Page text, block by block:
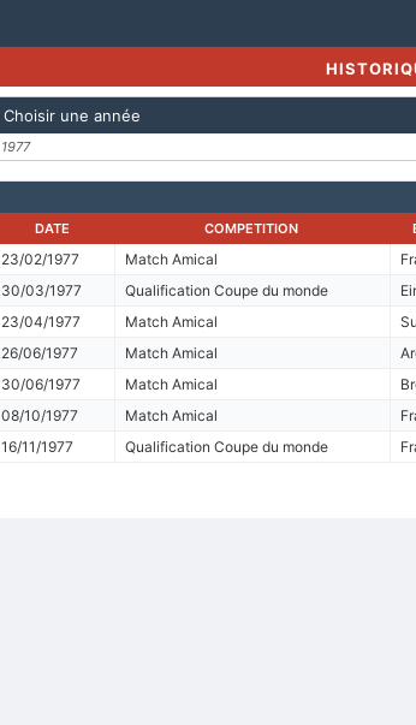
Choisir une année
1977
DATE
COMPETITION
23/02/1977 Match Amical
30/03/1977
Qualification Coupe du monde
23/04/1977
Match Amical
26/06/1977
Match Amical
30/06/1977
Match Amical
08/10/1977
Match Amical
16/11/1977
Qualification Coupe du monde